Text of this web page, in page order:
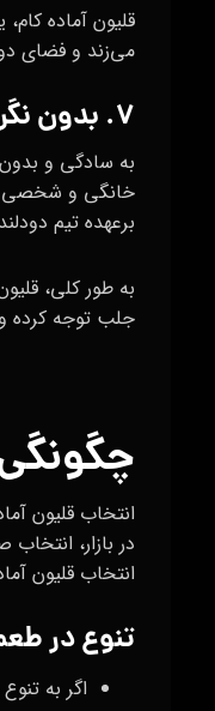
قلیون آماده
می‌زند و فضای
۷. بدون نگرانی در مورد نظافت
به سادگی و بدون
خانگی و شخصی
برعهده تیم
به طور کلی،
جلب توجه کرده
انتخاب قلیون
در بازار،
انتخاب قلیون
تنوع در
اگر به